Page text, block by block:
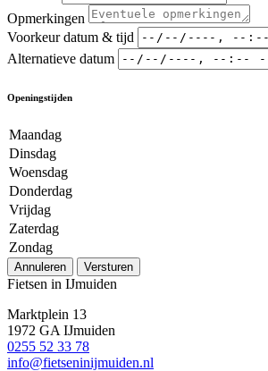
Opmerkingen
Voorkeur datum & tijd
Alternatieve datum
Openingstijden
Maandag
Dinsdag
Woensdag
Donderdag
Vrijdag
Zaterdag
Zondag
Annuleren Versturen
Fietsen in IJmuiden
Marktplein 13
1972 GA IJmuiden
0255 52 33 78
info@fietseninijmuiden.nl